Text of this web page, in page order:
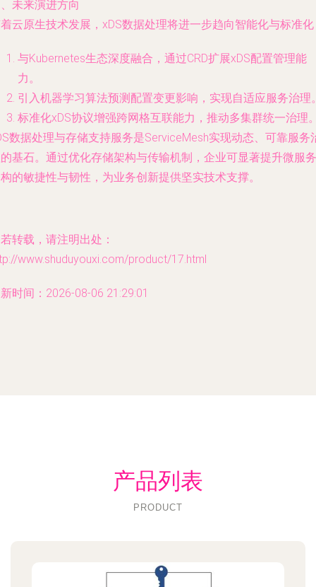
未来演进方向
云原生技术发展，xDS数据处理将进一步趋向智能化与标准
与Kubernetes生态深度融合，通过CRD扩展xDS配置管理能
力。
引入机器学习算法预测配置变更影响，实现自适应服务治理
标准化xDS协议增强跨网格互联能力，推动多集群统一治理
数据处理与存储支持服务是ServiceMesh实现动态、可靠服务
基石。通过优化存储架构与传输机制，企业可显著提升微服务
的敏捷性与韧性，为业务创新提供坚实技术支撑。
转载，请注明出处：
www.shuduyouxi.com/product/17.html
时间：2026-08-06 21:29:01
产品列表
PRODUCT